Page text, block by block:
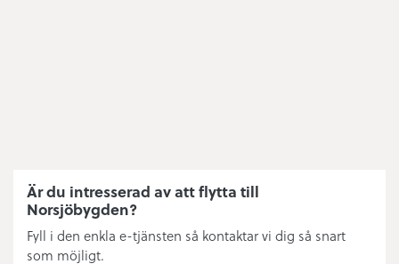
Är du intresserad av att flytta till
Norsjöbygden?
Fyll i den enkla e-tjänsten så kontaktar vi dig så snart
som möjligt.
Fritidsanläggningar
Ishallens tider